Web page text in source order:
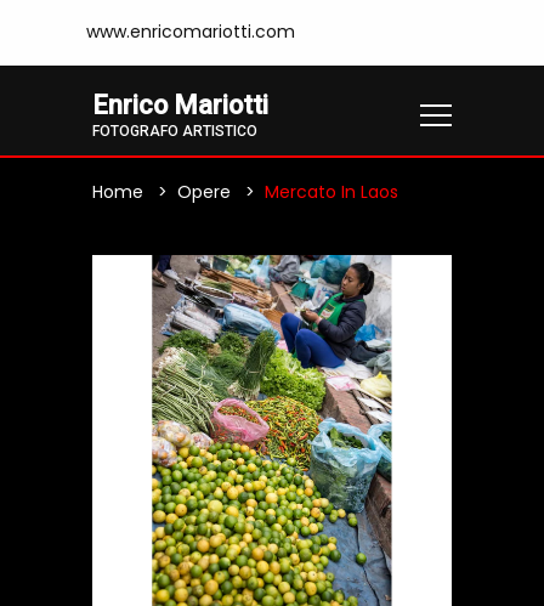
www.enricomariotti.com
Enrico Mariotti
FOTOGRAFO ARTISTICO
Home Opere Mercato In Laos